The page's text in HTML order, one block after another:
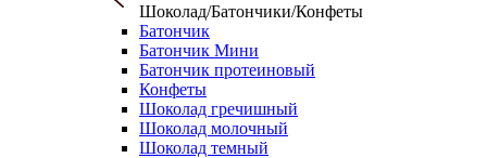
Шоколад/Батончики/Конфеты
Батончик
Батончик Мини
Батончик протеиновый
Конфеты
Шоколад гречишный
Шоколад молочный
Шоколад темный